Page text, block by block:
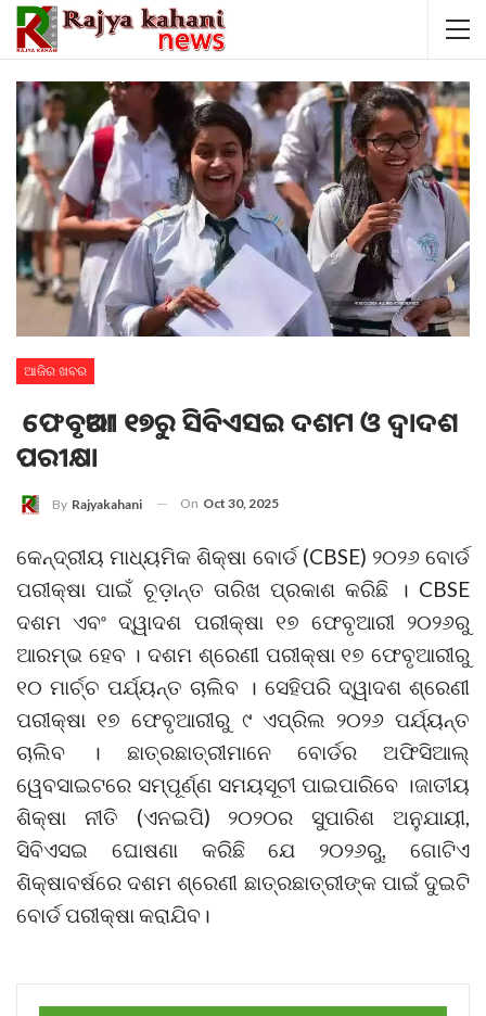
ଆଜିର ଖବର
ଫେବୃଆରୀ ୧୭ରୁ ସିବିଏସଇ ଦଶମ ଓ ଦ୍ୱାଦଶ
ପରୀକ୍ଷା
By Rajyakahani On Oct 30, 2025
କେନ୍ଦ୍ରୀୟ ମାଧ୍ୟମିକ ଶିକ୍ଷା ବୋର୍ଡ (CBSE) ୨୦୨୬ ବୋର୍ଡ
ପରୀକ୍ଷା ପାଇଁ ଚୂଡ଼ାନ୍ତ ତାରିଖ ପ୍ରକାଶ କରିଛି । CBSE
ଦଶମ ଏବଂ ଦ୍ୱାଦଶ ପରୀକ୍ଷା ୧୭ ଫେବୃଆରୀ ୨୦୨୬ରୁ
ଆରମ୍ଭ ହେବ । ଦଶମ ଶ୍ରେଣୀ ପରୀକ୍ଷା ୧୭ ଫେବୃଆରୀରୁ
୧୦ ମାର୍ଚ୍ଚ ପର୍ଯ୍ୟନ୍ତ ଚାଲିବ । ସେହିପରି ଦ୍ୱାଦଶ ଶ୍ରେଣୀ
ପରୀକ୍ଷା ୧୭ ଫେବୃଆରୀରୁ ୯ ଏପ୍ରିଲ ୨୦୨୬ ପର୍ଯ୍ୟନ୍ତ
ଚାଲିବ । ଛାତ୍ରଛାତ୍ରୀମାନେ ବୋର୍ଡର ଅଫିସିଆଲ୍
ୱେବସାଇଟରେ ସମ୍ପୂର୍ଣ୍ଣ ସମୟସୂଚୀ ପାଇପାରିବେ ।ଜାତୀୟ
ଶିକ୍ଷା ନୀତି (ଏନଇପି) ୨୦୨୦ର ସୁପାରିଶ ଅନୁଯାୟୀ,
ସିବିଏସଇ ଘୋଷଣା କରିଛି ଯେ ୨୦୨୬ରୁ, ଗୋଟିଏ
ଶିକ୍ଷାବର୍ଷରେ ଦଶମ ଶ୍ରେଣୀ ଛାତ୍ରଛାତ୍ରୀଙ୍କ ପାଇଁ ଦୁଇଟି
ବୋର୍ଡ ପରୀକ୍ଷା କରାଯିବ।